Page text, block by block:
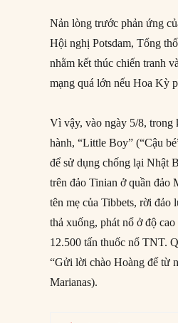
Nản lòng trước phản ứng
Hội nghị Potsdam, Tổng
nhằm kết thúc chiến tranh
mạng quá lớn nếu Hoa Kỳ
Vì vậy, vào ngày 5/8, trong
hành, “Little Boy” (“Cậu
để sử dụng chống lại Nhật
trên đảo Tinian ở quần đảo
tên mẹ của Tibbets, rời
thả xuống, phát nổ ở độ
12.500 tấn thuốc nổ TNT.
“Gửi lời chào Hoàng đế từ
Marianas).